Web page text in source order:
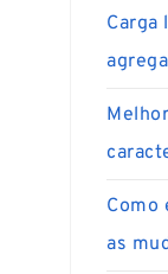
Carga
Como
as